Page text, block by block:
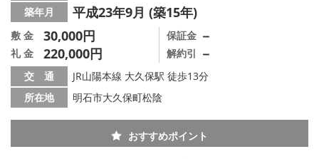
築年月 平成23年9月 (築15年)
敷 金 30,000円
礼 金 220,000円
保証金 －
解約引 －
交 通
JR山陽本線 大久保駅 徒歩13分
所在地
明石市大久保町松陰
おすすめポイント